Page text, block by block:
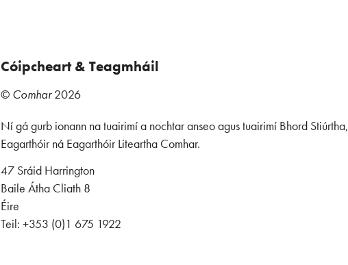
Cóipcheart & Teagmháil
© Comhar2026
Ní gá gurb ionann na tuairimí a nochtar anseo agus tuairimí Bhord Stiúrtha,
Eagarthóir ná Eagarthóir Liteartha Comhar.
47 Sráid Harrington
Baile Átha Cliath 8
Éire
Teil: +353 (0)1 675 1922